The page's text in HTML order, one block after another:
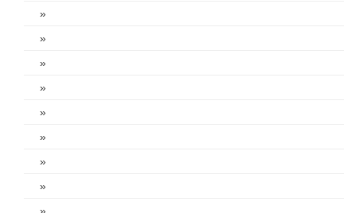
»
»
»
»
»
»
»
»